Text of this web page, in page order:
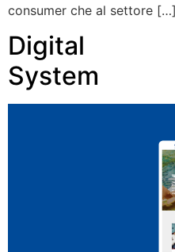
consumer che al settore […]
Digital
System